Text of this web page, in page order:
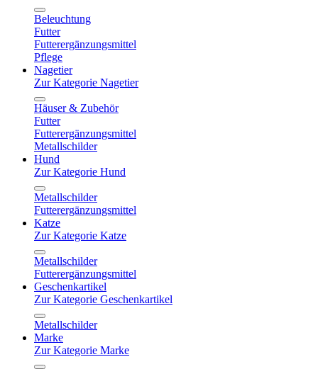
Beleuchtung
Futter
Futterergänzungsmittel
Pflege
Nagetier
Zur Kategorie Nagetier
Häuser & Zubehör
Futter
Futterergänzungsmittel
Metallschilder
Hund
Zur Kategorie Hund
Metallschilder
Futterergänzungsmittel
Katze
Zur Kategorie Katze
Metallschilder
Futterergänzungsmittel
Geschenkartikel
Zur Kategorie Geschenkartikel
Metallschilder
Marke
Zur Kategorie Marke